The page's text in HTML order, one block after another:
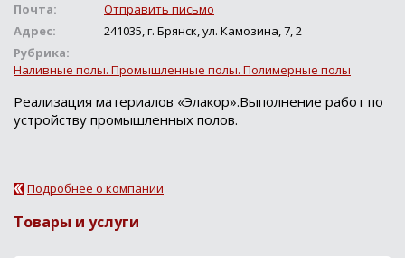
Почта:
Отправить письмо
Адрес:
241035, г. Брянск, ул. Камозина, 7, 2
Рубрика:
Наливные полы. Промышленные полы. Полимерные полы
Реализация материалов «Элакор».Выполнение работ по
устройству промышленных полов.
Подробнее о компании
Товары и услуги